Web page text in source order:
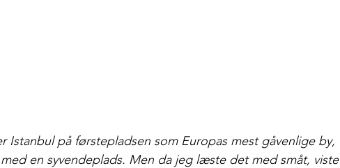
Istanbul på førstepladsen som Europas mest gåvenlige by,
en syvendeplads. Men da jeg læste det med småt, viste